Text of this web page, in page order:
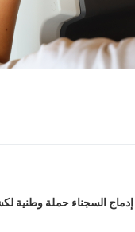
السجناء حملة وطنية لكشف